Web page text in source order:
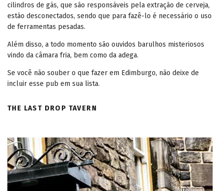
cilindros de gás, que são responsáveis pela extração de cerveja,
estão desconectados, sendo que para fazê-lo é necessário o uso
de ferramentas pesadas.
Além disso, a todo momento são ouvidos barulhos misteriosos
vindo da câmara fria, bem como da adega.
Se você não souber o que fazer em Edimburgo, não deixe de
incluir esse pub em sua lista.
THE LAST DROP TAVERN